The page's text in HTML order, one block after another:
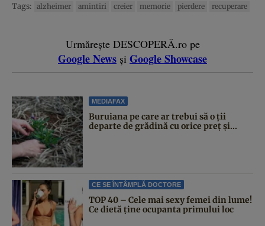
Tags: alzheimer amintiri creier memorie pierdere recuperare
Urmărește DESCOPERĂ.ro pe
Google News și Google Showcase
MEDIAFAX
Buruiana pe care ar trebui să o ții
departe de grădină cu orice preț și...
CE SE ÎNTÂMPLĂ DOCTORE
TOP 40 – Cele mai sexy femei din lume!
Ce dietă ține ocupanta primului loc